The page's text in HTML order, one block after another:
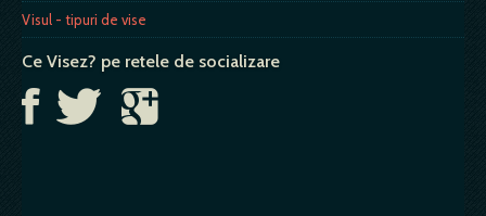
Visul - tipuri de vise
Ce Visez? pe retele de socializare